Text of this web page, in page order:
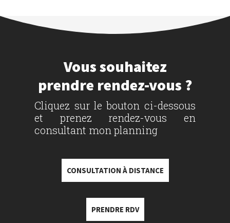
Vous souhaitez
prendre rendez-vous ?
Cliquez sur le bouton ci-dessous
et prenez rendez-vous en
consultant mon planning
CONSULTATION À DISTANCE
PRENDRE RDV